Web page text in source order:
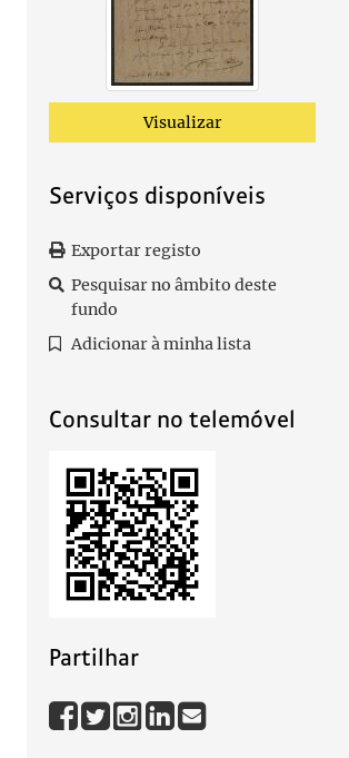
Visualizar
Serviços disponíveis
Exportar registo
Pesquisar no âmbito deste
fundo
Adicionar à minha lista
Consultar no telemóvel
Partilhar